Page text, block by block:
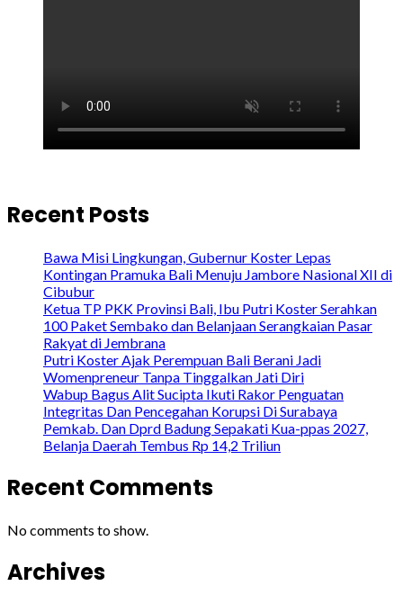
Recent Posts
Bawa Misi Lingkungan, Gubernur Koster Lepas
Kontingan Pramuka Bali Menuju Jambore Nasional XII di
Cibubur
Ketua TP PKK Provinsi Bali, Ibu Putri Koster Serahkan
100 Paket Sembako dan Belanjaan Serangkaian Pasar
Rakyat di Jembrana
Putri Koster Ajak Perempuan Bali Berani Jadi
Womenpreneur Tanpa Tinggalkan Jati Diri
Wabup Bagus Alit Sucipta Ikuti Rakor Penguatan
Integritas Dan Pencegahan Korupsi Di Surabaya
Pemkab. Dan Dprd Badung Sepakati Kua-ppas 2027,
Belanja Daerah Tembus Rp 14,2 Triliun
Recent Comments
No comments to show.
Archives